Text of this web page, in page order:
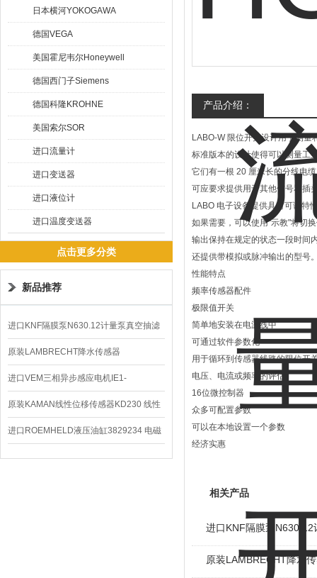
日本横河YOKOGAWA
德国VEGA
美国霍尼韦尔Honeywell
德国西门子Siemens
德国科隆KROHNE
美国索尔SOR
进口流量计
进口变送器
进口液位计
进口温度变送器
点击更多分类
新品推荐
进口KNF隔膜泵N630.12计量泵真空抽滤
泵价格
原装LAMBRECHT降水传感器
00.14575.20气象仪
进口VEM三相异步感应电机IE1-
K21R80G4马达
原装KAMAN线性位移传感器KD230 线性
编码器
进口ROEMHELD液压油缸3829234 电磁
阀定位器
产品介绍：
LABO-W 限位开关设计用于测
标准版本的设计使得可以测量工
它们有一根 20 厘米长的分线电
可应要求提供用于其他信号和插
LABO 电子设备提供具有可调特
如果需要，可以使用“示教"将切
输出保持在规定的状态一段时间
还提供带模拟或脉冲输出的型号
性能特点
频率传感器配件
极限值开关
简单地安装在电源线中
可通过软件参数化
用于循环到传感器线路的限位开
电压、电流或频率的评估
16位微控制器
众多可配置参数
可以在本地设置一个参数
经济实惠
相关产品
进口KNF隔膜泵
原装LAMBRECHT降水